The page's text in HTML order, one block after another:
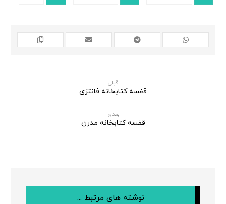
قبلی
قفسه کتابخانه فانتزی
بعدی
قفسه کتابخانه مدرن
نوشته های مرتبط ...